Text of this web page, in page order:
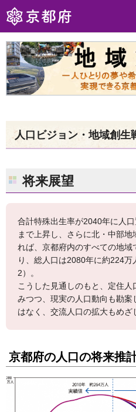
京都府
地域創生 一人ひとりの夢や希望が
人口ビジョン・地域創生
将来展望
合計特殊出生率が2040年に人
まで上昇し、さらに北・中部
れば、京都府内のすべての地
り、総人口は2080年に約224
2）。
こうした見通しのもと、定住
みつつ、現実の人口動向も勘
はなく、交流人口の拡大もめざ
京都府の人口の将来推